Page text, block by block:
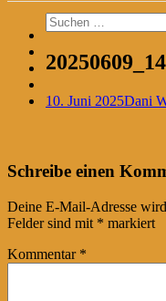
Suchen
nach:
10. Juni 2025Dani
Post
navigation
←
Schreibe einen
Deine E-Mail-Adresse
Felder sind mit * markiert
Kommentar *